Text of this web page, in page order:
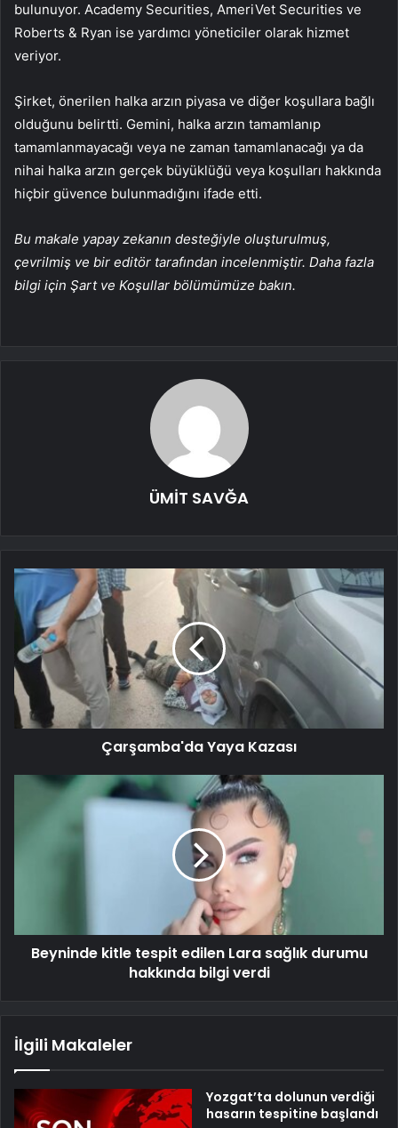
bulunuyor. Academy Securities, AmeriVet Securities ve
Roberts & Ryan ise yardımcı yöneticiler olarak hizmet
veriyor.
Şirket, önerilen halka arzın piyasa ve diğer koşullara bağlı
olduğunu belirtti. Gemini, halka arzın tamamlanıp
tamamlanmayacağı veya ne zaman tamamlanacağı ya da
nihai halka arzın gerçek büyüklüğü veya koşulları hakkında
hiçbir güvence bulunmadığını ifade etti.
Bu makale yapay zekanın desteğiyle oluşturulmuş,
çevrilmiş ve bir editör tarafından incelenmiştir. Daha fazla
bilgi için Şart ve Koşullar bölümümüze bakın.
ÜMİT SAVĞA
Çarşamba'da Yaya Kazası
Beyninde kitle tespit edilen Lara sağlık durumu
hakkında bilgi verdi
İlgili Makaleler
Yozgat’ta dolunun verdiği
hasarın tespitine başlandı